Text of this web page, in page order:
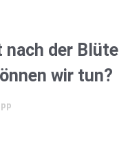
nach der Blüte
wir tun?